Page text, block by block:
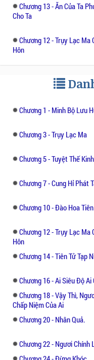
Chương 13 - Ăn Của Ta
Cho Ta
Chương 12 - Trụy Lạc Ma
Hôn
Chương 1 - Minh Bộ Lưu
Chương 3 - Trụy Lạc Ma
Chương 5 - Tuyệt Thế
Chương 7 - Cung Hỉ Phát
Chương 10 - Đào Hoa
Chương 12 - Trụy Lạc Ma
Hôn
Chương 14 - Tiên Tử Tạp
Chương 16 - Ai Siêu Độ Ai
Chương 18 - Vậy Thì,
Chấp Niệm Của Ai
Chương 20 - Nhân Quả.
Chương 22 - Ngươi Chính